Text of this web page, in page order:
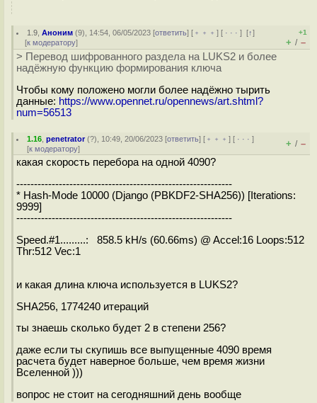
1.9 ,Аноним (9), 14:54, 06/05/2023 [ответить] [ ﹢﹢﹢] [ · · ·][↑]
[к модератору]
+1
+ / –
> Перевод шифрованного раздела на LUKS2 и более
надёжную функцию формирования ключа
Чтобы кому положено могли более надёжно тырить
данные: https://www.opennet.ru/opennews/art.shtml?
num=56513
1.16 ,penetrator(?), 10:49, 20/06/2023 [ответить] [ ﹢﹢﹢] [ · · ·]
[к модератору] + / –
какая скорость перебора на одной 4090?
-------------------------------------------------------------
* Hash-Mode 10000 (Django (PBKDF2-SHA256)) [Iterations:
9999]
-------------------------------------------------------------
Speed.#1.........: 858.5 kH/s (60.66ms) @ Accel:16 Loops:512
Thr:512 Vec:1
и какая длина ключа используется в LUKS2?
SHA256, 1774240 итераций
ты знаешь сколько будет 2 в степени 256?
даже если ты скупишь все выпущенные 4090 время
расчета будет наверное больше, чем время жизни
Вселенной )))
вопрос не стоит на сегодняшний день вообще